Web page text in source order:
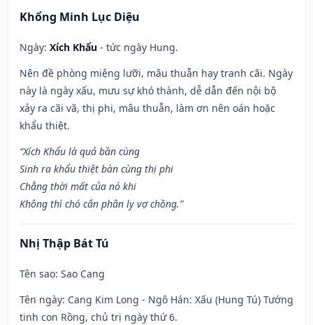
Khổng Minh Lục Diệu
Ngày: Xích Khẩu - tức ngày Hung.
Nên đề phòng miệng lưỡi, mâu thuẫn hay tranh cãi. Ngày
này là ngày xấu, mưu sự khó thành, dễ dẫn đến nội bộ
xảy ra cãi vã, thị phi, mâu thuẫn, làm ơn nên oán hoặc
khẩu thiệt.
“Xích Khẩu là quả bần cùng
Sinh ra khẩu thiệt bàn cùng thị phi
Chẳng thời mất của nó khi
Không thì chó cắn phân ly vợ chồng.”
Nhị Thập Bát Tú
Tên sao: Sao Cang
Tên ngày: Cang Kim Long - Ngô Hán: Xấu (Hung Tú) Tướng
tinh con Rồng, chủ trị ngày thứ 6.